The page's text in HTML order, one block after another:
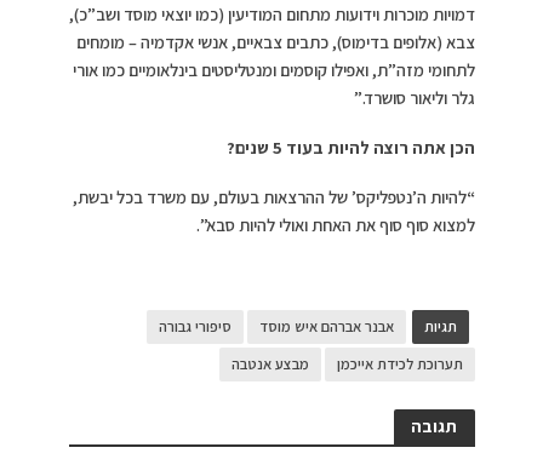
דמויות מוכרות וידועות מתחום המודיעין (כמו יוצאי מוסד ושב”כ),
צבא (אלופים בדימוס), כתבים צבאיים, אנשי אקדמיה – מומחים
לתחומי מזה”ת, ואפילו קוסמים ומנטליסטים בינלאומיים כמו אורי
גלר וליאור סושרד.”
הכן אתה רוצה להיות בעוד 5 שנים?
“להיות ה’נטפליקס’ של ההרצאות בעולם, עם משרד בכל יבשת,
למצוא סוף סוף את האחת ואולי להיות סבא”.
תגיות אבנר אברהם איש מוסד
סיפורי גבורה
תערוכת לכידת אייכמן
מבצע אנטבה
תגובה